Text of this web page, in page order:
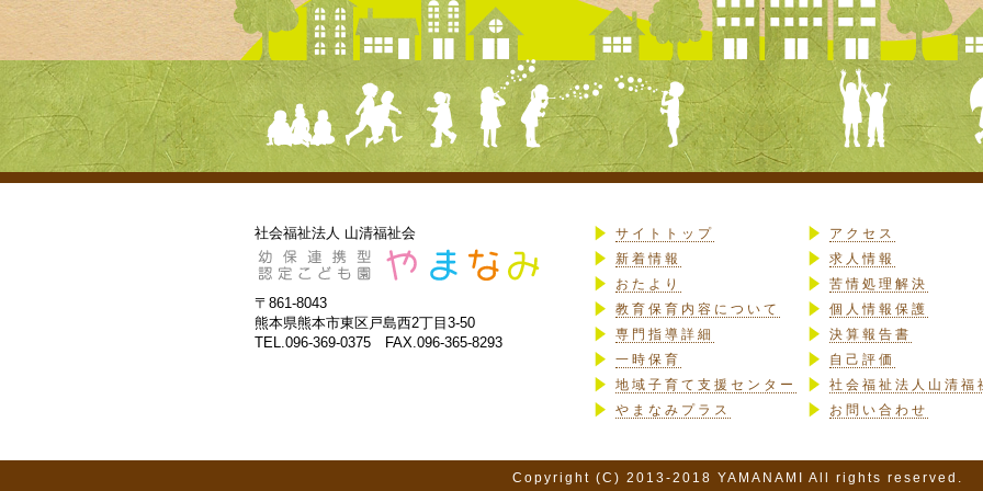
社会福祉法人 山清福祉会
〒861-8043
熊本県熊本市東区戸島西2丁目3-50
TEL.096-369-0375 FAX.096-365-8293
サイトトップ
新着情報
おたより
教育保育内容について
専門指導詳細
一時保育
地域子育て支援センター
やまなみプラス
アクセス
求人情報
苦情処理解決
個人情報保護
決算報告書
自己評価
社会福祉法人山清福
お問い合わせ
Copyright (C) 2013-2018 YAMANAMI All rights reserved.